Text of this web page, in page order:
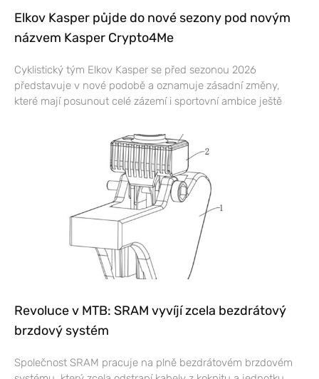
Elkov Kasper půjde do nové sezony pod novým
názvem Kasper Crypto4Me
Cyklistický tým Elkov Kasper se před sezonou 2026
představuje v nové podobě a oznamuje zásadní změny,
které mají posunout celé zázemí i sportovní ambice ještě
Revoluce v MTB: SRAM vyvíjí zcela bezdrátový
brzdový systém
Společnost SRAM pracuje na plně bezdrátovém brzdovém